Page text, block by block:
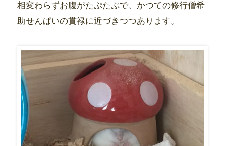
相変わらずお腹がたぷたぷで、かつての修行僧希
助せんぱいの貫禄に近づきつつあります。